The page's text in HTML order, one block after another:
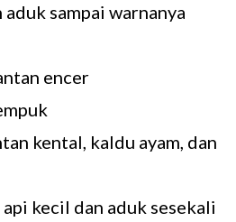
aduk sampai warnanya
encer
kental, kaldu ayam, dan
kecil dan aduk sesekali